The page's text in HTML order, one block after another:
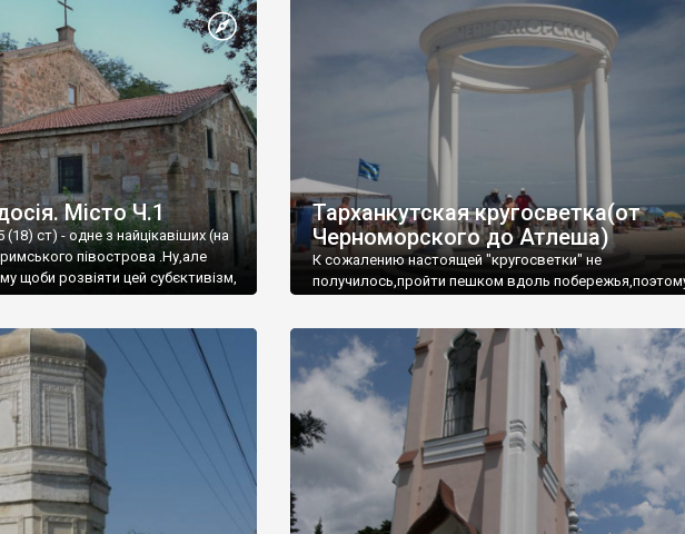
Місто Ч.1
ст) - одне з найцікавіших (на
півострова .Ну,але
щоби розвіяти цей субєктивізм,
Тарханкутская кругосветка(от
Черноморского до Атлеша)
К сожалению настоящей "кругосветки" не
получилось,пройти пешком вдоль